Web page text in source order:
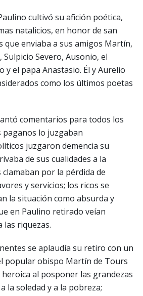
cultivó su afición poética,
natalicios, en honor de san
que enviaba a sus amigos Martín,
Severo, Ausonio, el
y el papa Anastasio. Él y Aurelio
como los últimos poetas
comentarios para todos los
lo juzgaban
juzgaron demencia su
de sus cualidades a la
por la pérdida de
y servicios; los ricos se
la situación como absurda y
en Paulino retirado veían
las riquezas.
se aplaudía su retiro con un
popular obispo Martín de Tours
al posponer las grandezas
la soledad y a la pobreza;